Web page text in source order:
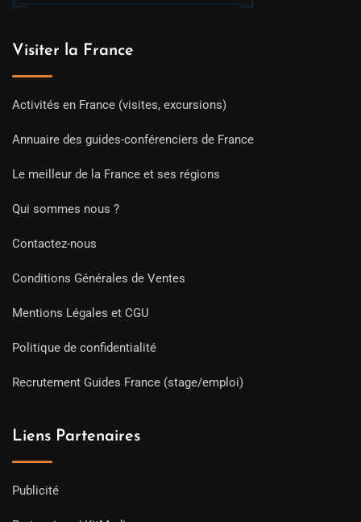
Visiter la France
Activités en France (visites, excursions)
Annuaire des guides-conférenciers de France
Le meilleur de la France et ses régions
Qui sommes nous ?
Contactez-nous
Conditions Générales de Ventes
Mentions Légales et CGU
Politique de confidentialité
Recrutement Guides France (stage/emploi)
Liens Partenaires
Publicité